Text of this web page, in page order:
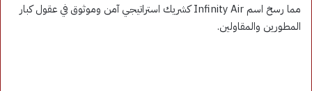
مما رسخ اسم Infinity Air كشريك استراتيجي آمن وموثوق في عقول كبار
المطورين والمقاولين.